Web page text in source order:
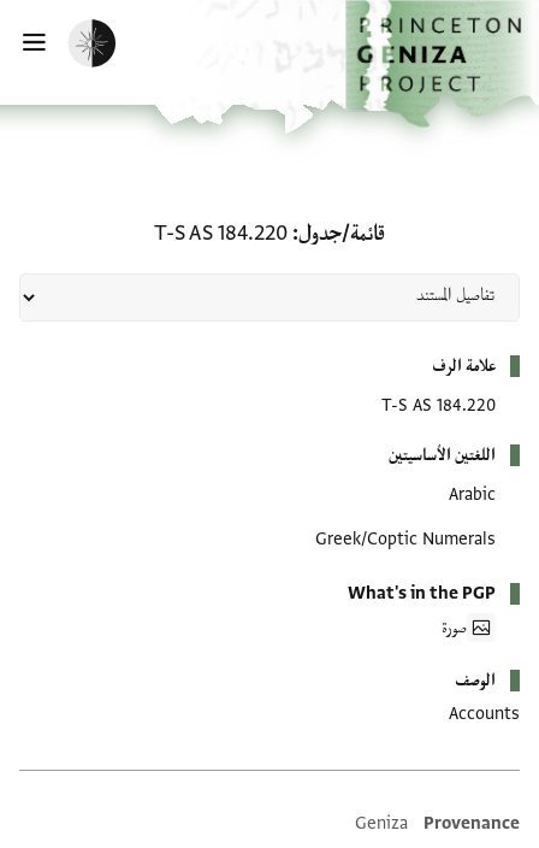
إلى المحتوى الرئيسي
الرئيسية
تفعيل الوضع المظلم
قائمة/جدول T-S AS 184.220
علامة الرف
T-S AS 184.220
اللغتين الأساسيتين
Arabic
Greek/Coptic Numerals
What's in the PGP
صورة
الوصف
Accounts
Additional metadata
Provenance
Geniza